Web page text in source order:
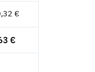
€
€